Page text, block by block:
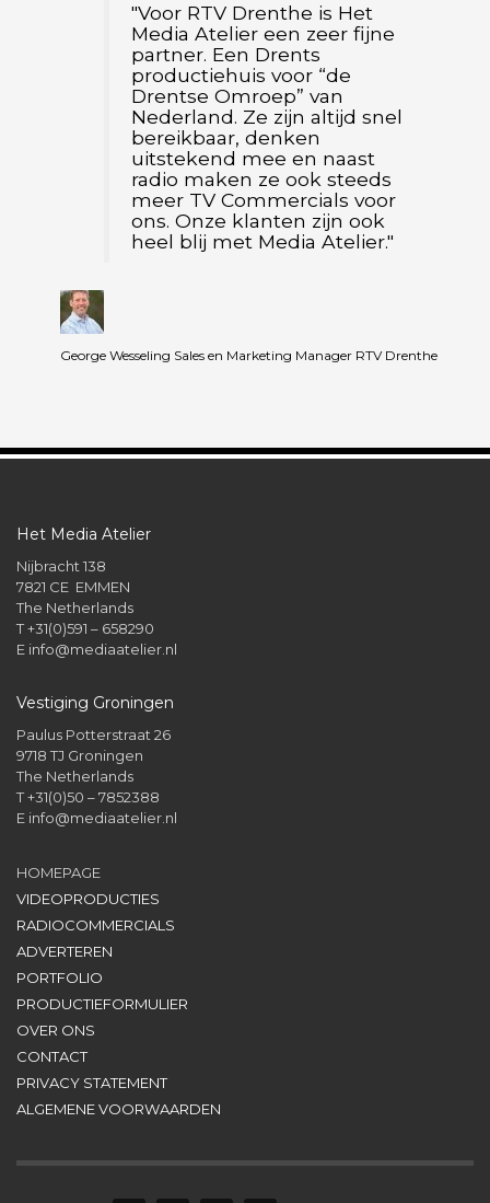
"Voor RTV Drenthe is Het
Media Atelier een zeer fijne
partner. Een Drents
productiehuis voor “de
Drentse Omroep” van
Nederland. Ze zijn altijd snel
bereikbaar, denken
uitstekend mee en naast
radio maken ze ook steeds
meer TV Commercials voor
ons. Onze klanten zijn ook
heel blij met Media Atelier."
George Wesseling Sales en Marketing Manager RTV Drenthe
Het Media Atelier
Nijbracht 138
7821 CE EMMEN
The Netherlands
T +31(0)591 – 658290
E info@mediaatelier.nl
Vestiging Groningen
Paulus Potterstraat 26
9718 TJ Groningen
The Netherlands
T +31(0)50 – 7852388
E info@mediaatelier.nl
HOMEPAGE
VIDEOPRODUCTIES
RADIOCOMMERCIALS
ADVERTEREN
PORTFOLIO
PRODUCTIEFORMULIER
OVER ONS
CONTACT
PRIVACY STATEMENT
ALGEMENE VOORWAARDEN